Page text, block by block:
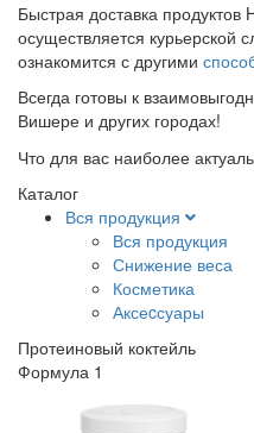
Быстрая доставка
осуществляется курьерской
ознакомится с другими
Всегда готовы к
Вишере и других городах!
Что для вас наиболее
Каталог
Вся продукция
Вся продукция
Снижение веса
Косметика
Аксеcсуары
Протеиновый коктейль
Формула 1